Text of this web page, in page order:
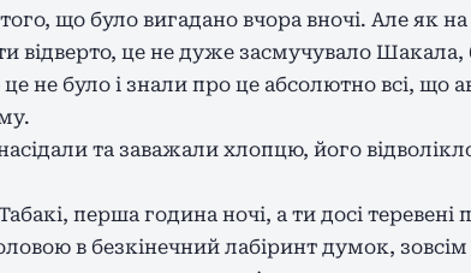
що було вигадано вчора вночі. Але як на
відверто, це не дуже засмучувало Шакала,
не було і знали про це абсолютно всі, що
та заважали хлопцю, його
перша година ночі, а ти досі теревені
в безкінечний лабіринт думок,